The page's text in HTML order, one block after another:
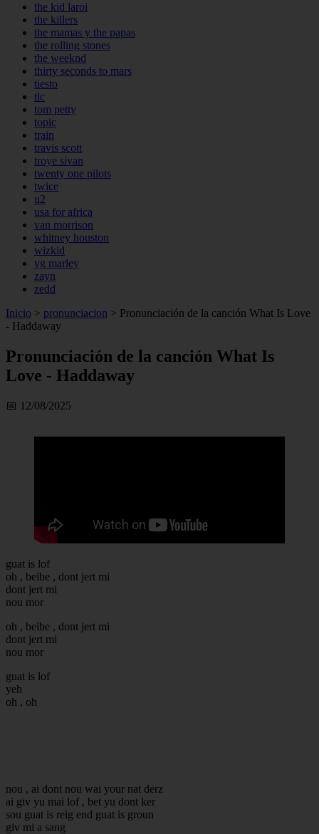
the kid laroi
the killers
the mamas y the papas
the rolling stones
the weeknd
thirty seconds to mars
tiesto
tlc
tom petty
topic
train
travis scott
troye sivan
twenty one pilots
twice
u2
usa for africa
van morrison
whitney houston
wizkid
yg marley
zayn
zedd
Inicio > pronunciacion > Pronunciación de la canción What Is Love
- Haddaway
Pronunciación de la canción What Is
Love - Haddaway
📅 12/08/2025
guat is lof
oh , beibe , dont jert mi
dont jert mi
nou mor
oh , beibe , dont jert mi
dont jert mi
nou mor
guat is lof
yeh
oh , oh
nou , ai dont nou wai your nat derz
ai giv yu mai lof , bet yu dont ker
sou guat is reig end guat is groun
giv mi a sang